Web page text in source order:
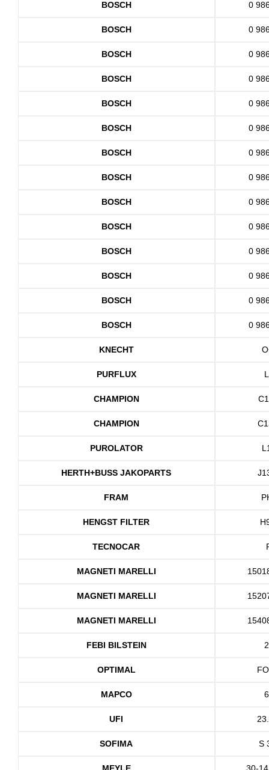
BOSCH 0
BOSCH 0
BOSCH 0
BOSCH 0
BOSCH 0
BOSCH 0
BOSCH 0
BOSCH 0
BOSCH 0
BOSCH 0
BOSCH 0
BOSCH 0
BOSCH 0
BOSCH 0
KNECHT
PURFLUX
CHAMPION
CHAMPION
PUROLATOR
HERTH+BUSS JAKOPARTS
FRAM
HENGST FILTER
TECNOCAR
MAGNETI MARELLI
MAGNETI MARELLI
MAGNETI MARELLI
FEBI BILSTEIN
OPTIMAL
MAPCO
UFI
SOFIMA S
MEYLE 30-